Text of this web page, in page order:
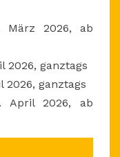
März 2026, ab
2026, ganztags
2026, ganztags
April 2026, ab